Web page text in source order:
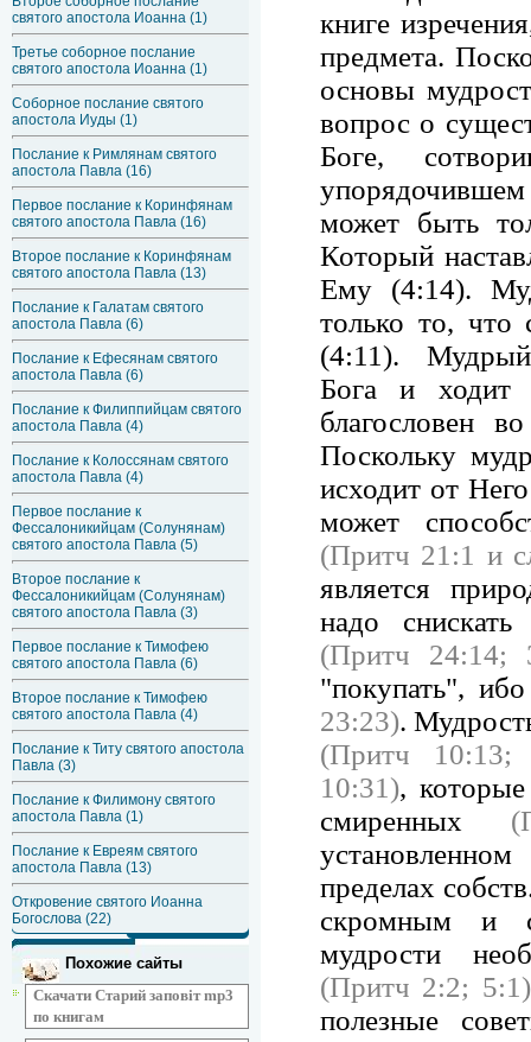
святого апостола Иоанна (1)
Третье соборное послание
святого апостола Иоанна (1)
Соборное послание святого
апостола Иуды (1)
Послание к Римлянам святого
апостола Павла (16)
Первое послание к Коринфянам
святого апостола Павла (16)
Второе послание к Коринфянам
святого апостола Павла (13)
Послание к Галатам святого
апостола Павла (6)
Послание к Ефесянам святого
апостола Павла (6)
Послание к Филиппийцам святого
апостола Павла (4)
Послание к Колоссянам святого
апостола Павла (4)
Первое послание к
Фессалоникийцам (Солунянам)
святого апостола Павла (5)
Второе послание к
Фессалоникийцам (Солунянам)
святого апостола Павла (3)
Первое послание к Тимофею
святого апостола Павла (6)
Второе послание к Тимофею
святого апостола Павла (4)
Послание к Титу святого апостола
Павла (3)
Послание к Филимону святого
апостола Павла (1)
Послание к Евреям святого
апостола Павла (13)
Откровение святого Иоанна
Богослова (22)
Похожие сайты
Скачати Старий заповіт mp3
по книгам
книге
предмета.
основы
вопрос о
Боге,
может быть
Который
Ему (4:14).
только то, что
(4:11). Мудрый
Бога и ходит
благословен
Поскольку
исходит от
может
(Притч 21:1 и
является
надо
(Притч 24:14;
"покупать",
23:23).
(Притч 10:13;
10:31),
смиренных
пределах
скромным и
мудрости
(Притч 2:2; 5:1)
полезные